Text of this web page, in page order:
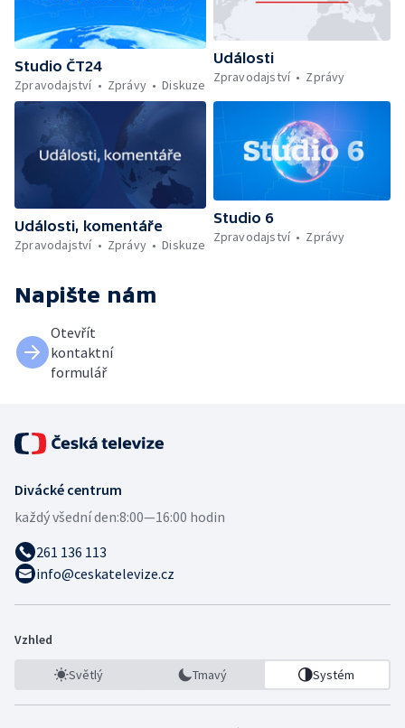
Studio ČT24
Zpravodajství
Zprávy Diskuze
Události
Zpravodajství
Zprávy
Události, komentáře
Zpravodajství
Zprávy Diskuze
Studio 6
Zpravodajství
Zprávy
Napište nám
Otevřít
kontaktní
formulář
Divácké centrum
každý všední den:8:00—16:00 hodin
261 136 113
info@ceskatelevize.cz
Vzhled
Světlý Tmavý Systém